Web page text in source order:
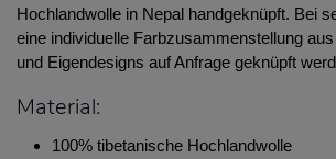
Hochlandwolle in Nepal handgeknüpft. Bei
eine individuelle Farbzusammenstellung
und Eigendesigns auf Anfrage geknüpft
Material:
100% tibetanische Hochlandwolle